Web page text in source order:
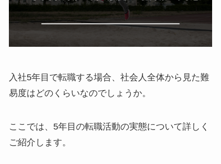
入社5年目で転職する場合、社会人全体から見た難
易度はどのくらいなのでしょうか。
ここでは、5年目の転職活動の実態について詳しく
ご紹介します。